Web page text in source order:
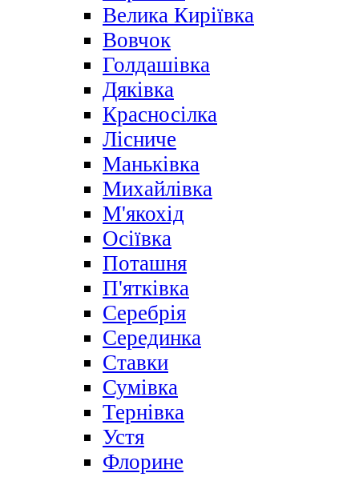
Велика Киріївка
Вовчок
Голдашівка
Дяківка
Красносілка
Лісниче
Маньківка
Михайлівка
М'якохід
Осіївка
Поташня
П'ятківка
Серебрія
Серединка
Ставки
Сумівка
Тернівка
Устя
Флорине